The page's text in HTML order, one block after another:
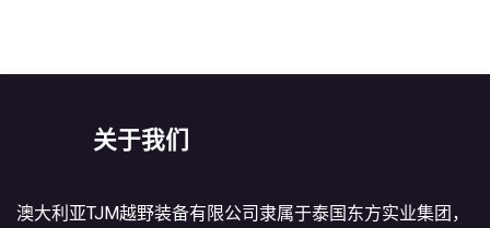
关于我们
澳大利亚TJM越野装备有限公司隶属于泰国东方实业集团，